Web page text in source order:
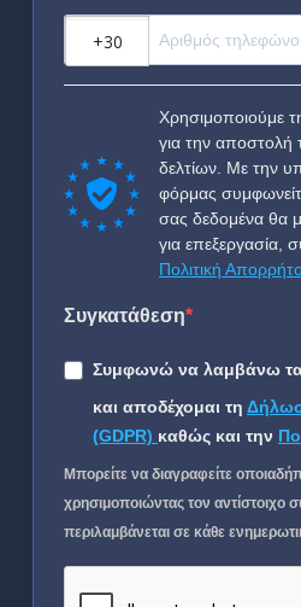
Χρησιμοποιούμε
για την αποστολή
δελτίων. Με την
φόρμας
σας δεδομένα θα
για επεξεργασία,
Πολιτική
Συγκατάθεση
Συμφωνώ να λαμβάνω τα
και αποδέχομαι τη
(GDPR) καθώς και την
Μπορείτε να διαγραφείτε
χρησιμοποιώντας τον αντίστοιχο
περιλαμβάνεται σε κάθε